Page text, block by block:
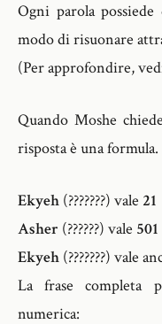
Ogni parola
modo di risuonare
(Per approfondire,
Quando Moshe
risposta è una
Ekyeh (???????) vale 21
Asher (??????) vale 501
Ekyeh (???????) vale
La frase completa
numerica: